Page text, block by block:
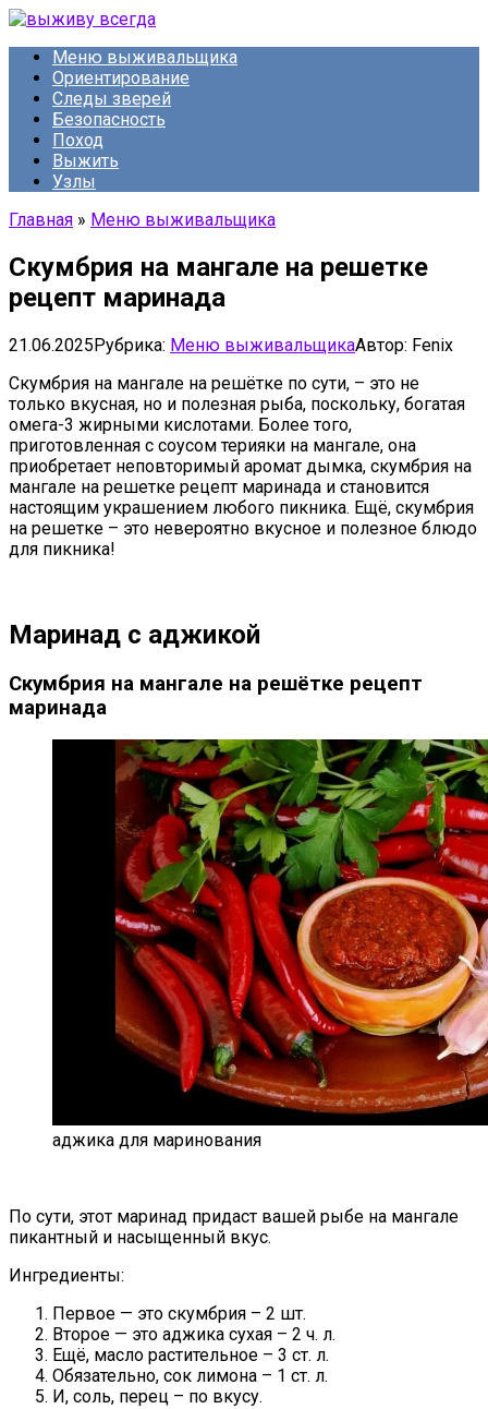
Перейти
контентуМеню выживальщика
Ориентирование
Следы зверей
Безопасность
Поход
Выжить
Узлы
Главная » Меню выживальщика
Скумбрия на мангале на решетке
рецепт маринада
21.06.2025Рубрика: Меню выживальщикаАвтор: Fenix
Скумбрия на мангале на решётке по сути, – это не
только вкусная, но и полезная рыба, поскольку, богатая
омега-3 жирными кислотами. Более того,
приготовленная с соусом терияки на мангале, она
приобретает неповторимый аромат дымка, скумбрия на
мангале на решетке рецепт маринада и становится
настоящим украшением любого пикника. Ещё, скумбрия
на решетке – это невероятно вкусное и полезное блюдо
для пикника!
Маринад с аджикой
Скумбрия на мангале на решётке рецепт
маринада
аджика для маринования
По сути, этот маринад придаст вашей рыбе на мангале
пикантный и насыщенный вкус.
Ингредиенты:
Первое — это скумбрия – 2 шт.
Второе — это аджика сухая – 2 ч. л.
Ещё, масло растительное – 3 ст. л.
Обязательно, сок лимона – 1 ст. л.
И, соль, перец – по вкусу.